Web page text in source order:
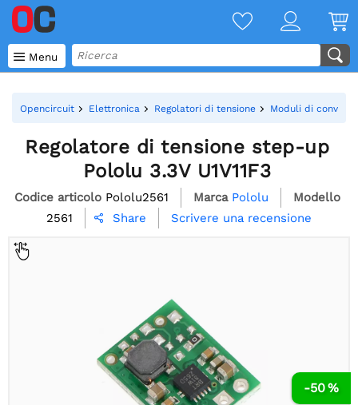
 Menu
Opencircuit Elettronica Regolatori di tensione Moduli di
Regolatore di tensione step-up
Pololu 3.3V U1V11F3
Codice articolo Pololu2561 Marca Pololu
Modello
2561
 Share Scrivere una recensione
-50 %